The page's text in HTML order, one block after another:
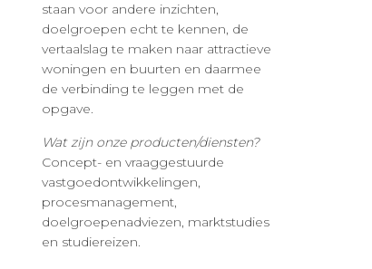
staan voor andere inzichten,
doelgroepen echt te kennen, de
vertaalslag te maken naar attractieve
woningen en buurten en daarmee
de verbinding te leggen met de
opgave.
Wat zijn onze producten/diensten?
Concept- en vraaggestuurde
vastgoedontwikkelingen,
procesmanagement,
doelgroepenadviezen, marktstudies
en studiereizen.